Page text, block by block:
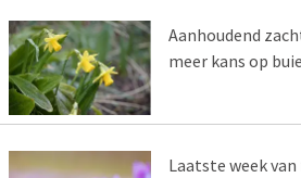
Aanhoudend
meer kans op
Laatste week